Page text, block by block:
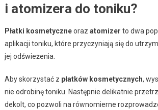
i atomizera do toniku?
Płatki kosmetyczneoraz atomizer to dwa
aplikacji toniku, które przyczyniają się do
jej odświeżenia.
Aby skorzystać z płatków kosmetycznych,
nie odrobinę toniku. Następnie delikatnie
dekolt, co pozwoli na równomierne